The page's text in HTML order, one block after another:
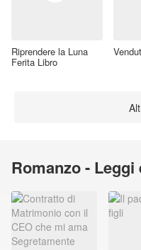
Riprendere la Luna
Ferita Libro
Romanzo -